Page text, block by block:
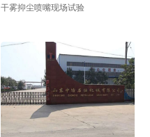
干雾抑尘喷嘴现场试验